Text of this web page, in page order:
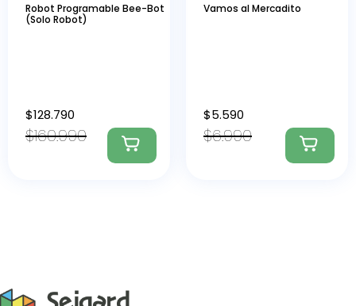
Robot Programable Bee-Bot
(Solo Robot)
$160.990
$128.790
Vamos al Mercadito
$6.990
$5.590